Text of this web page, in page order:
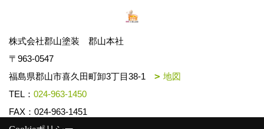
株式会社郡山塗装 郡山本社
〒963-0547
福島県郡山市喜久田町卸3丁目38-1
地図
TEL： 024-963-1450
FAX：024-963-1451